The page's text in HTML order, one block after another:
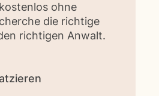
ohne
die richtige
richtigen Anwalt.